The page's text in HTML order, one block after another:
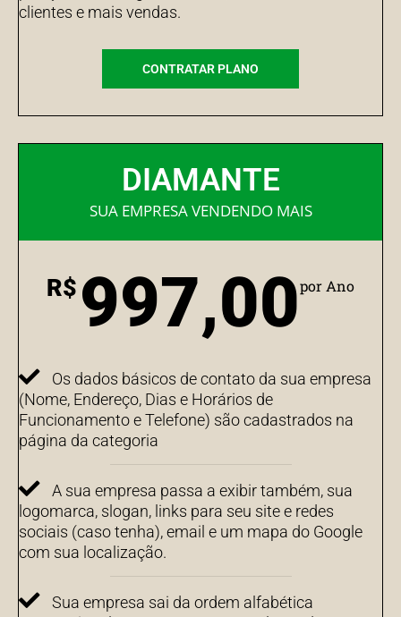
clientes e mais vendas.
CONTRATAR PLANO
DIAMANTE
SUA EMPRESA VENDENDO MAIS
R$ 997,00por Ano
Os dados básicos de contato da sua empresa
(Nome, Endereço, Dias e Horários de
Funcionamento e Telefone) são cadastrados na
página da categoria
A sua empresa passa a exibir também, sua
logomarca, slogan, links para seu site e redes
sociais (caso tenha), email e um mapa do Google
com sua localização.
Sua empresa sai da ordem alfabética